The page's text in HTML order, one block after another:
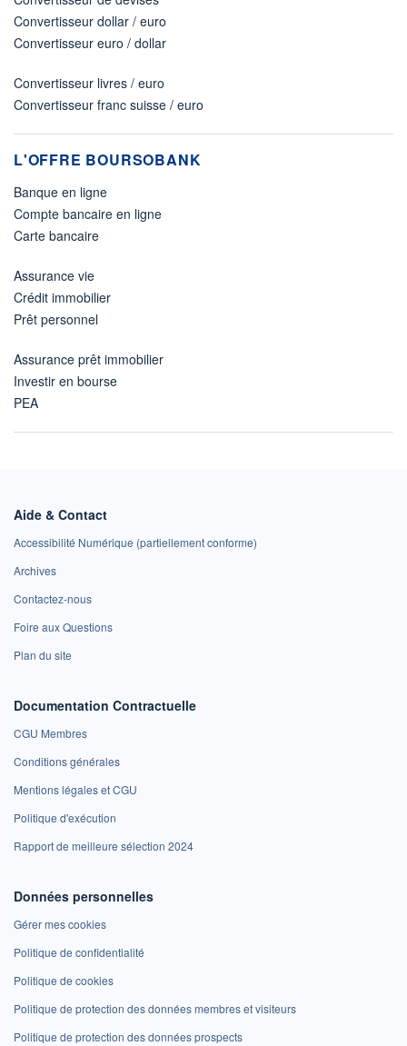
Convertisseur dollar / euro
Convertisseur euro / dollar
Convertisseur livres / euro
Convertisseur franc suisse / euro
L'OFFRE BOURSOBANK
Banque en ligne
Compte bancaire en ligne
Carte bancaire
Assurance vie
Crédit immobilier
Prêt personnel
Assurance prêt immobilier
Investir en bourse
PEA
Aide & Contact
Accessibilité Numérique (partiellement conforme)
Archives
Contactez-nous
Foire aux Questions
Plan du site
Documentation Contractuelle
CGU Membres
Conditions générales
Mentions légales et CGU
Politique d'exécution
Rapport de meilleure sélection 2024
Données personnelles
Gérer mes cookies
Politique de confidentialité
Politique de cookies
Politique de protection des données membres et visiteurs
Politique de protection des données prospects